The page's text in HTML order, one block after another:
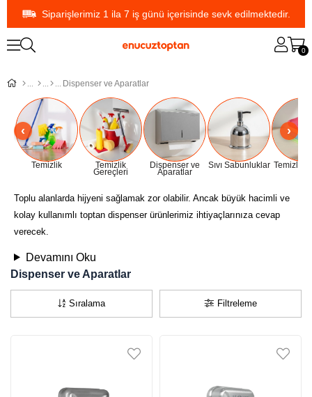
Siparişlerimiz 1 ila 7 iş günü içerisinde sevk edilmektedir.
0
Dispenser ve Aparatlar
Temizlik Temizlik
Gereçleri
Dispenser ve
Aparatlar
Sıvı Sabunluklar Temizlik
Toplu alanlarda hijyeni sağlamak zor olabilir. Ancak büyük hacimli ve
kolay kullanımlı toptan dispenser ürünlerimiz ihtiyaçlarınıza cevap
verecek.
Devamını Oku
Dispenser ve Aparatlar
Filtreleme
Sıralama